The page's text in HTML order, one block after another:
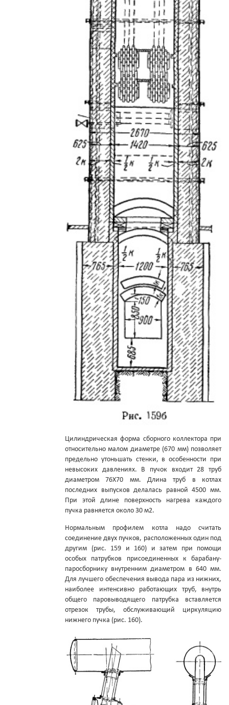
Цилиндрическая форма сборного коллектора при
относительно малом диаметре (670 мм) позволяет
предельно утоньшать стенки, в особенности при
невысоких давлениях. В пучок входит 28 труб
диаметром 76X70 мм. Длина труб в котлах
последних выпусков делалась равной 4500 мм.
При этой длине поверхность нагрева каждого
пучка равняется около 30 м2.
Нормальным профилем котла надо считать
соединение двух пучков, расположенных один под
другим (рис. 159 и 160) и затем при помощи
особых патрубков присоединенных к барабану-
паросборнику внутренним диаметром в 640 мм.
Для лучшего обеспечения вывода пара из нижних,
наиболее интенсивно работающих труб, внутрь
общего паровыводящего патрубка вставляется
отрезок трубы, обслуживающий циркуляцию
нижнего пучка (рис. 160).